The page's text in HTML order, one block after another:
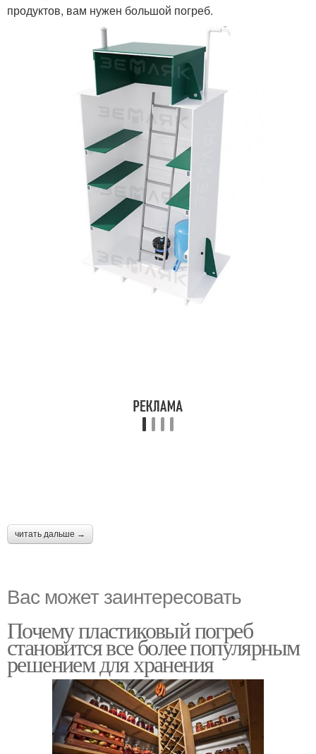
продуктов, вам нужен большой погреб.
читать дальше →
Вас может заинтересовать
Почему пластиковый погреб
становится все более популярным
решением для хранения